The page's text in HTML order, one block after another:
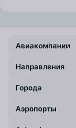
Авиакомпании
Направления
Города
Аэропорты